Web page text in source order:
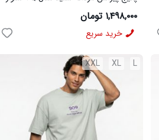
مردانه مشکی مدل MOBIN
۱,۴۹۸,۰۰۰ تومان
خرید سریع
L
XL
XXL